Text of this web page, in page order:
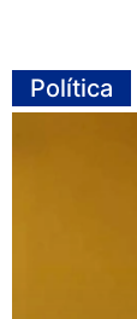
Política